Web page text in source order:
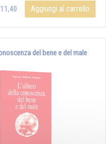
Aggiungi al carrello
del bene e del male